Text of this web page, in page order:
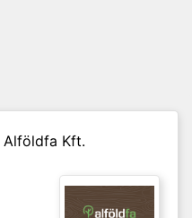
Alföldfa Kft.